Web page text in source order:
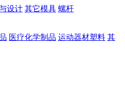
设计 其它模具 螺杆
医疗化学制品 运动器材塑料 其